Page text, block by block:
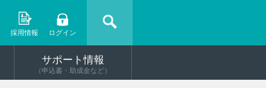
採用情報 ログイン
サポート情報
（申込書・助成金など）